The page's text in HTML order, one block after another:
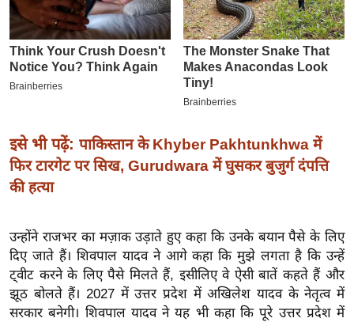
र
मि
सा
ल
मि
सा
ल
ख्सि
य
त
यं
ग
इसे भी पढ़ें: पाकिस्तान के Khyber Pakhtunkhwa में
फिर टारगेट पर सिख, Gurudwara में घुसकर बुजुर्ग दंपत्ति
की हत्या
उन्होंने राजभर का मज़ाक उड़ाते हुए कहा कि उनके बयान पैसे के लिए
दिए जाते हैं। शिवपाल यादव ने आगे कहा कि मुझे लगता है कि उन्हें
ट्वीट करने के लिए पैसे मिलते हैं, इसीलिए वे ऐसी बातें कहते हैं और
झूठ बोलते हैं। 2027 में उत्तर प्रदेश में अखिलेश यादव के नेतृत्व में
सरकार बनेगी। शिवपाल यादव ने यह भी कहा कि पूरे उत्तर प्रदेश में